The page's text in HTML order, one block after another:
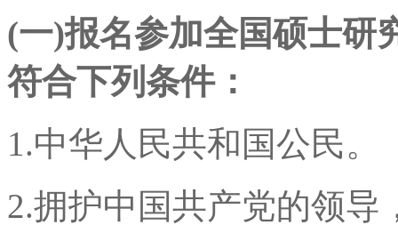
(一)报名参加全国硕士研
符合下列条件：
1.中华人民共和国公民。
2.拥护中国共产党的领